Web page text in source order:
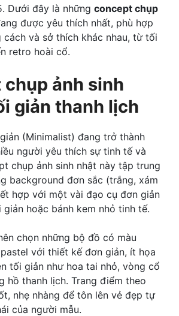
Dưới đây là những concept chụp
được yêu thích nhất, phù hợp
cách và sở thích khác nhau, từ tối
retro hoài cổ.
ảnh sinh
giản thanh lịch
(Minimalist) đang trở thành
người yêu thích sự tinh tế và
chụp ảnh sinh nhật này tập trung
background đơn sắc (trắng, xám
hợp với một vài đạo cụ đơn giản
hoặc bánh kem nhỏ tinh tế.
chọn những bộ đồ có màu
với thiết kế đơn giản, ít họa
tối giản như hoa tai nhỏ, vòng cổ
hồ thanh lịch. Trang điểm theo
nhẹ nhàng để tôn lên vẻ đẹp tự
của người mẫu.